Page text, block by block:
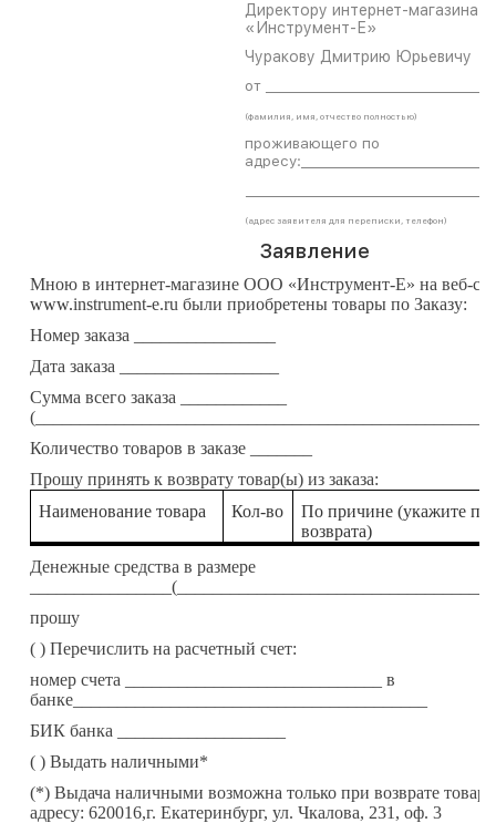
Директору интернет-магазина
«Инструмент-Е»
Чуракову Дмитрию Юрьевичу
от
(фамилия, имя, отчество полностью)
проживающего по
адресу:_____________________________
(адрес заявителя для переписки, телефон)
Заявление
Мною в интернет-магазине ООО «Инструмент-Е» на веб-
www.instrument-e.ru были приобретены товары по Заказу:
Номер заказа ________________
Дата заказа __________________
Сумма всего заказа ____________
Количество товаров в заказе _______
Прошу принять к возврату товар(ы) из заказа:
Наименование товара
Кол-во
По причине (укажите
возврата)
Денежные средства в размере
прошу
( ) Перечислить на расчетный счет:
номер счета _____________________________ в
банке________________________________________
БИК банка ___________________
( ) Выдать наличными*
(*) Выдача наличными возможна только при возврате
адресу: 620016,г. Екатеринбург, ул. Чкалова, 231, оф. 3